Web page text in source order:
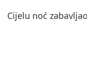
Cijelu noć